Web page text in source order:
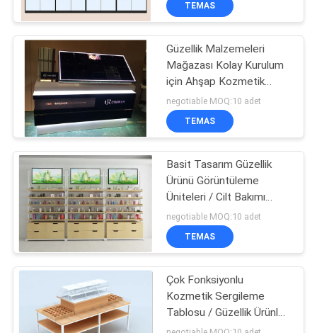
Spor Gösterge Rafı
10
Giyim görüntü raflar
TEMAS
Güzellik Malzemeleri
Mağazası Kolay Kurulum
için Ahşap Kozmetik
Ekran Rafları
negotiable MOQ:10 adet
TEMAS
Basit Tasarım Güzellik
Ürünü Görüntüleme
Üniteleri / Cilt Bakımı
Kiosk Zemin Ayaktı
negotiable MOQ:10 adet
TEMAS
Çok Fonksiyonlu
Kozmetik Sergileme
Tablosu / Güzellik Ürünleri
Sergileme Rafları